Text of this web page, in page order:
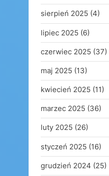
sierpień 2025 (4)
lipiec 2025 (6)
czerwiec 2025 (37)
maj 2025 (13)
kwiecień 2025 (11)
marzec 2025 (36)
luty 2025 (26)
styczeń 2025 (16)
grudzień 2024 (25)